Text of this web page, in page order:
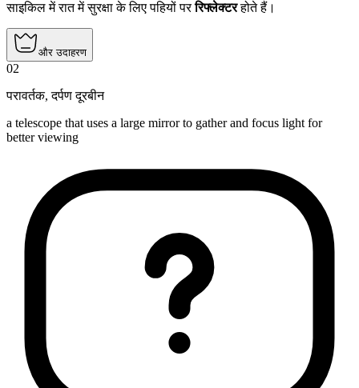
साइकिल में रात में सुरक्षा के लिए पहियों पररिफ्लेक्टरहोते हैं।
और उदाहरण
02
परावर्तक,दर्पण दूरबीन
a telescope that uses a large mirror to gather and focus light for
better viewing